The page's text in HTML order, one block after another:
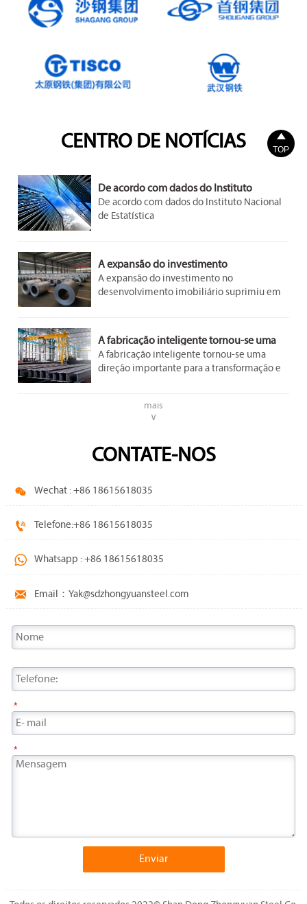
CENTRO DE NOTÍCIAS
De acordo com dados do Instituto
Nacional de Estatística
De acordo com dados do Instituto Nacional
de Estatística
A expansão do investimento
A expansão do investimento no
desenvolvimento imobiliário suprimiu em
infraestrutura e manufatura permanece
estável e crescente, proporcionando algum
apoio ao mercado siderúrgico.
A fabricação inteligente tornou-se uma
direção importante.
A fabricação inteligente tornou-se uma
direção importante para a transformação e
mais
∨
CONTATE-NOS
 Wechat : +86 18615618035
 Telefone:+86 18615618035
 Whatsapp : +86 18615618035
 Email：Yak@sdzhongyuansteel.com
*
*
Enviar

TOP